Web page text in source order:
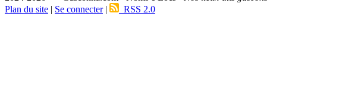
Plan du site | Se connecter| RSS 2.0